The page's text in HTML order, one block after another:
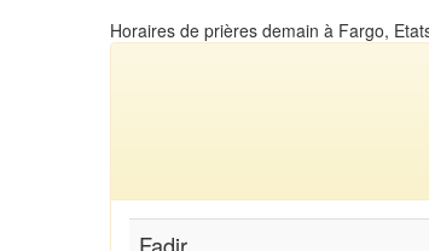
Horaires de prières demain à Fargo,
Fadjr